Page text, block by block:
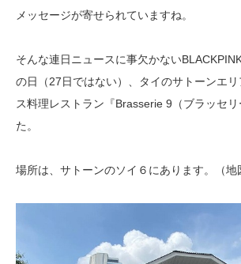
メッセージが寄せられていますね。
そんな連日ニュースに事欠かない
の日（27日ではない）、タイのサトーンエ
ス料理レストラン『Brasserie 9（ブラッセ
た。
場所は、サトーンのソイ６にあります。（地